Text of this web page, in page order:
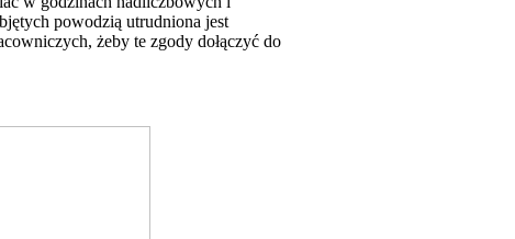
powodzią utrudniona jest
żeby te zgody dołączyć do